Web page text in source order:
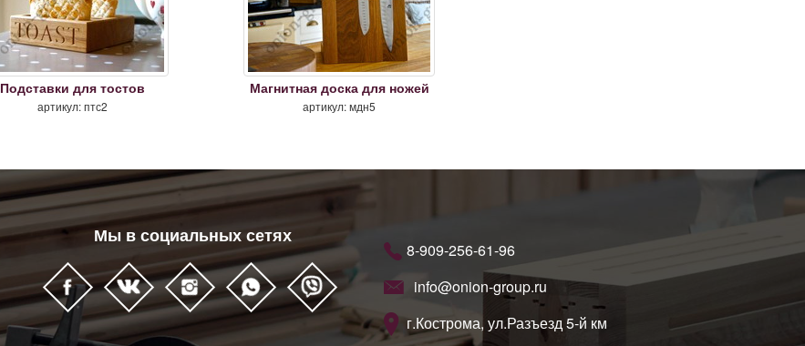
Подставки для тостов
артикул: птс2
Магнитная доска для ножей
артикул: мдн5
Мы в социальных сетях
8-909-256-61-96
info@onion-group.ru
г.Кострома, ул.Разъезд 5-й км